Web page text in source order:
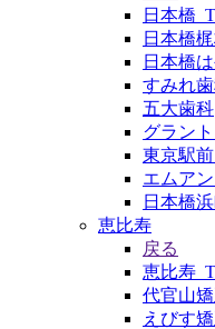
日本橋
日本橋
日本橋
すみれ
五大歯科
グラン
東京駅
エムア
日本橋
恵比寿
戻る
恵比寿
代官山
えびす